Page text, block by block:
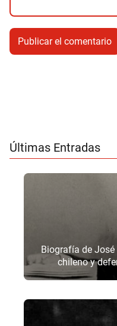
Últimas Entradas
Biografía de
chileno y